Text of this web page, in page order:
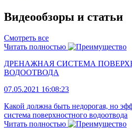
Видеообзоры и статьи
Смотреть все
Читать полностью
ДРЕНАЖНАЯ СИСТЕМА
ВОДООТВОДА
07.05.2021 16:08:23
Какой должна быть недорогая, но
система поверхностного водоотвода
Читать полностью